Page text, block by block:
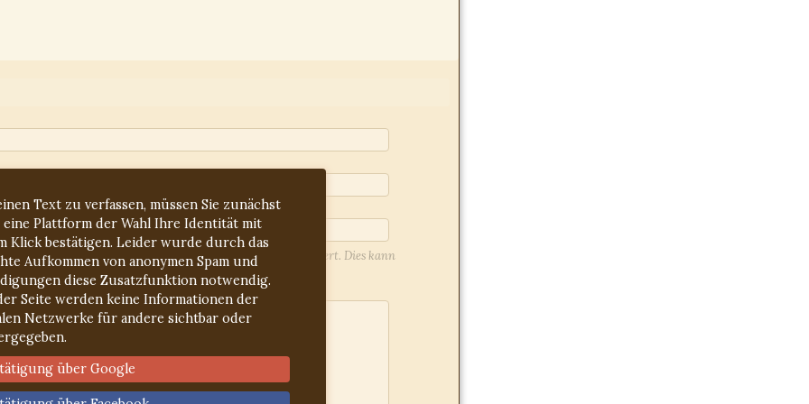
Text zu verfassen, müssen Sie zunächst
Plattform der Wahl Ihre Identität mit
Klick bestätigen. Leider wurde durch das
Aufkommen von anonymen Spam und
diese Zusatzfunktion notwendig.
Seite werden keine Informationen der
Netzwerke für andere sichtbar oder
über Google
werden Sie über Antworten auf Ihren Beitrag informiert. Dies kann
Sie ggf. den Spam-Ordner.